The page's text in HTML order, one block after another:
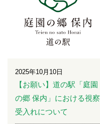
2025年10月10日
【お願い】道の駅「庭園
の郷 保内」における視察
受入れについて